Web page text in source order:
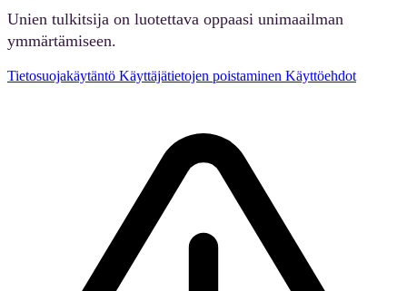
Unien tulkitsija on luotettava oppaasi unimaailman
ymmärtämiseen.
Tietosuojakäytäntö Käyttäjätietojen poistaminen Käyttöehdot